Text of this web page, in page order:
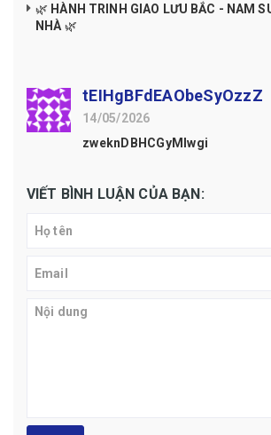
🌿 HÀNH TRINH GIAO LƯU BẮC - NAM
NHÀ 🌿
tEIHgBFdEAObeSyOzzZ
14/05/2026
zweknDBHCGyMIwgi
VIẾT BÌNH LUẬN CỦA BẠN: